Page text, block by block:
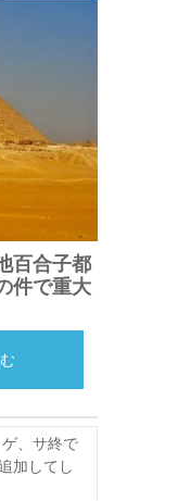
百合子都
件で重大
、サ終で
加してし